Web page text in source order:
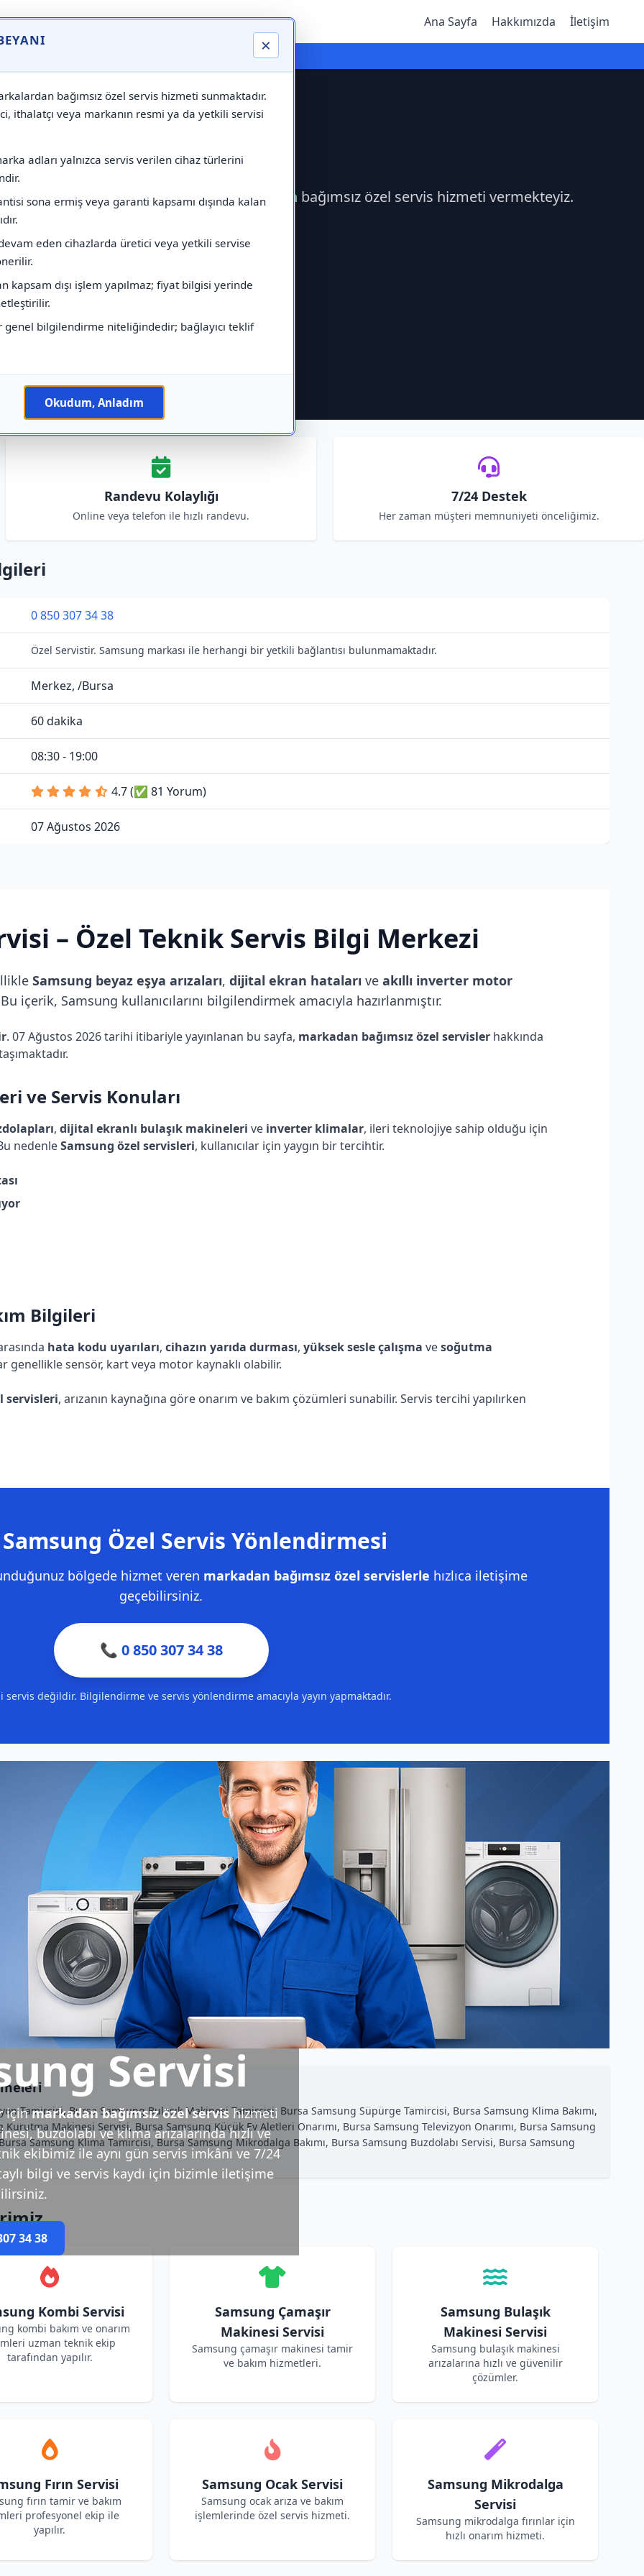
×
bağımsız özel servis hizmeti sunmaktadır.
ithalatçı veya markanın resmi ya da yetkili servisi
adları yalnızca servis verilen cihaz türlerini
sona ermiş veya garanti kapsamı dışında kalan
eden cihazlarda üretici veya yetkili servise
kapsam dışı işlem yapılmaz; fiyat bilgisi yerinde
genel bilgilendirme niteliğindedir; bağlayıcı teklif
Okudum, Anladım
Ana Sayfa Hakkımızda İletişim
⚠️ Markadan Bağımsız "Özel Servis" Hizmeti
Samsung Servisi çağırabilirsiniz.Markadan bağımsız özel servis hizmeti vermekteyiz.
Randevu Kolaylığı
Online veya telefon ile hızlı randevu.
7/24 Destek
Her zaman müşteri memnuniyeti önceliğimiz.
0 850 307 34 38
Özel Servistir. Samsung markası ile herhangi bir yetkili bağlantısı bulunmamaktadır.
Merkez, /Bursa
60 dakika
08:30 - 19:00
4.7 (✅ 81 Yorum)
07 Ağustos 2026
– Özel Teknik Servis Bilgi Merkezi
Samsung beyaz eşya arızaları, dijital ekran hataları ve akıllı inverter motor
içerik, Samsung kullanıcılarını bilgilendirmek amacıyla hazırlanmıştır.
. 07 Ağustos 2026 tarihi itibariyle yayınlanan bu sayfa, markadan bağımsız özel servisler hakkında
ve Servis Konuları
, dijital ekranlı bulaşık makineleri ve inverter klimalar, ileri teknolojiye sahip olduğu için
nedenleSamsung özel servisleri, kullanıcılar için yaygın bir tercihtir.
Bilgileri
hata kodu uyarıları, cihazın yarıda durması, yüksek sesle çalışma vesoğutma
genellikle sensör, kart veya motor kaynaklı olabilir.
servisleri, arızanın kaynağına göre onarım ve bakım çözümleri sunabilir. Servis tercihi yapılırken
Özel Servis Yönlendirmesi
bölgede hizmet veren markadan bağımsız özel servislerle hızlıca iletişime
geçebilirsiniz.
📞 0 850 307 34 38
değildir. Bilgilendirme ve servis yönlendirme amacıyla yayın yapmaktadır.
Servisi
içinmarkadan bağımsız özel servishizmeti
buzdolabı ve klima arızalarında hızlı ve
ekibimiz ile aynı gün servis imkânı ve 7/24
bilgi ve servis kaydı için bizimle iletişime
34 38
Tamircisi, Bursa Samsung Bulaşık Makinesi Tamircisi, Bursa Samsung Süpürge Tamircisi, Bursa Samsung Klima Bakımı,
Kurutma Makinesi Servisi, Bursa Samsung Küçük Ev Aletleri Onarımı, Bursa Samsung Televizyon Onarımı, Bursa Samsung
Samsung Klima Tamircisi, Bursa Samsung Mikrodalga Bakımı, Bursa Samsung Buzdolabı Servisi, Bursa Samsung
Kombi Servisi
kombi bakım ve onarım
uzman teknik ekip
tarafından yapılır.
Samsung Çamaşır
Makinesi Servisi
Samsung çamaşır makinesi tamir
ve bakım hizmetleri.
Samsung Bulaşık
Makinesi Servisi
Samsung bulaşık makinesi
arızalarına hızlı ve güvenilir
çözümler.
Fırın Servisi
fırın tamir ve bakım
profesyonel ekip ile
yapılır.
Samsung Ocak Servisi
Samsung ocak arıza ve bakım
işlemlerinde özel servis hizmeti.
Samsung Mikrodalga
Servisi
Samsung mikrodalga fırınlar için
hızlı onarım hizmeti.